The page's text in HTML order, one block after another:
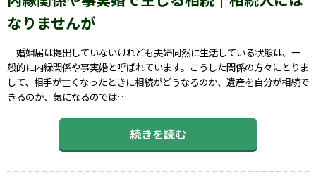
なりませんが
婚姻届は提出していないけれども夫婦同然に生活している状態は、一
般的に内縁関係や事実婚と呼ばれています。こうした関係の方々にとりま
して、相手が亡くなったときに相続がどうなるのか、遺産を自分が相続で
きるのか、気になるのでは…
続きを読む